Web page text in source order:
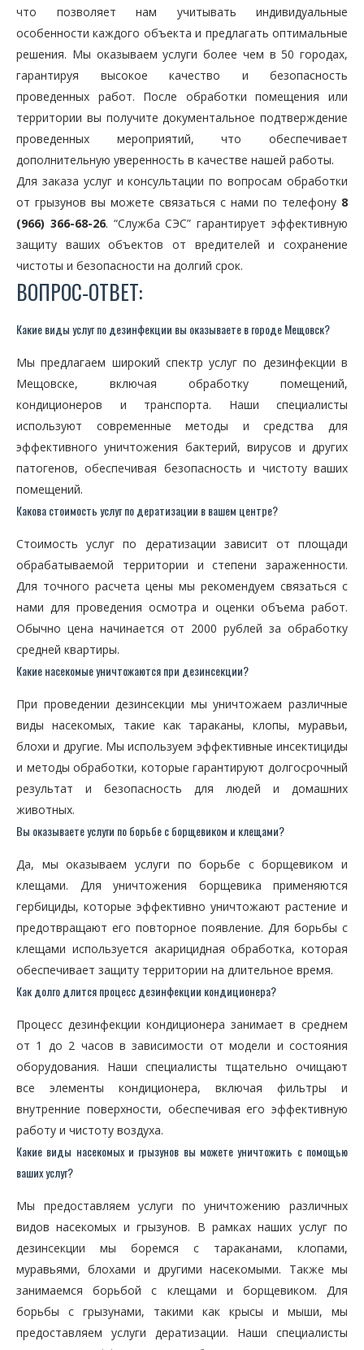
что позволяет нам учитывать индивидуальные
особенности каждого объекта и предлагать оптимальные
решения. Мы оказываем услуги более чем в 50 городах,
гарантируя высокое качество и безопасность
проведенных работ. После обработки помещения или
территории вы получите документальное подтверждение
проведенных мероприятий, что обеспечивает
дополнительную уверенность в качестве нашей работы.
Для заказа услуг и консультации по вопросам обработки
от грызунов вы можете связаться с нами по телефону 8
(966) 366-68-26. “Служба СЭС” гарантирует эффективную
защиту ваших объектов от вредителей и сохранение
чистоты и безопасности на долгий срок.
ВОПРОС-ОТВЕТ:
Какие виды услуг по дезинфекции вы оказываете в городе Мещовск?
Мы предлагаем широкий спектр услуг по дезинфекции в
Мещовске, включая обработку помещений,
кондиционеров и транспорта. Наши специалисты
используют современные методы и средства для
эффективного уничтожения бактерий, вирусов и других
патогенов, обеспечивая безопасность и чистоту ваших
помещений.
Какова стоимость услуг по дератизации в вашем центре?
Стоимость услуг по дератизации зависит от площади
обрабатываемой территории и степени зараженности.
Для точного расчета цены мы рекомендуем связаться с
нами для проведения осмотра и оценки объема работ.
Обычно цена начинается от 2000 рублей за обработку
средней квартиры.
Какие насекомые уничтожаются при дезинсекции?
При проведении дезинсекции мы уничтожаем различные
виды насекомых, такие как тараканы, клопы, муравьи,
блохи и другие. Мы используем эффективные инсектициды
и методы обработки, которые гарантируют долгосрочный
результат и безопасность для людей и домашних
животных.
Вы оказываете услуги по борьбе с борщевиком и клещами?
Да, мы оказываем услуги по борьбе с борщевиком и
клещами. Для уничтожения борщевика применяются
гербициды, которые эффективно уничтожают растение и
предотвращают его повторное появление. Для борьбы с
клещами используется акарицидная обработка, которая
обеспечивает защиту территории на длительное время.
Как долго длится процесс дезинфекции кондиционера?
Процесс дезинфекции кондиционера занимает в среднем
от 1 до 2 часов в зависимости от модели и состояния
оборудования. Наши специалисты тщательно очищают
все элементы кондиционера, включая фильтры и
внутренние поверхности, обеспечивая его эффективную
работу и чистоту воздуха.
Какие виды насекомых и грызунов вы можете уничтожить с помощью
ваших услуг?
Мы предоставляем услуги по уничтожению различных
видов насекомых и грызунов. В рамках наших услуг по
дезинсекции мы боремся с тараканами, клопами,
муравьями, блохами и другими насекомыми. Также мы
занимаемся борьбой с клещами и борщевиком. Для
борьбы с грызунами, такими как крысы и мыши, мы
предоставляем услуги дератизации. Наши специалисты